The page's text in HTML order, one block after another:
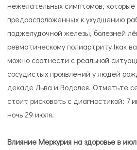
нежелательных симптомов, которые
предрасположенных к ухудшению
поджелудочной железы, болезней
ревматическому полиартриту (как
можно соотнести с реальной
сосудистых проявлений у людей
декаде Льва и Водолея. Отметьте
стоит рисковать с диагностикой: 7
ночь 29 июля.
Влияние Меркурия на здоровье в